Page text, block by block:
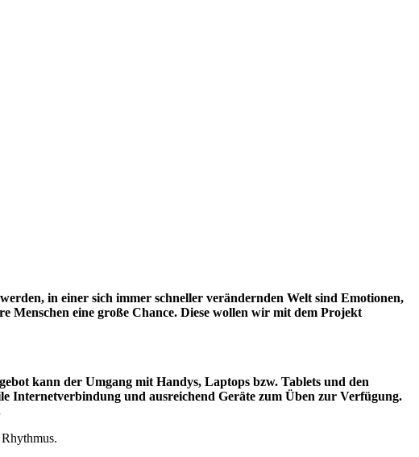
in einer sich immer schneller verändernden Welt sind Emotionen,
Menschen eine große Chance. Diese wollen wir mit dem Projekt
kann der Umgang mit Handys, Laptops bzw. Tablets und den
Internetverbindung und ausreichend Geräte zum Üben zur Verfügung.